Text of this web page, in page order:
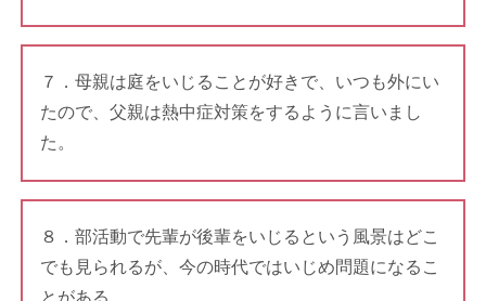
７．母親は庭をいじることが好きで、いつも外にい
たので、父親は熱中症対策をするように言いまし
た。
８．部活動で先輩が後輩をいじるという風景はどこ
でも見られるが、今の時代ではいじめ問題になるこ
とがある。